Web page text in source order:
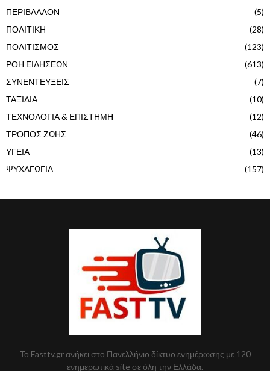
ΠΕΡΙΒΑΛΛΟΝ
(5)
ΠΟΛΙΤΙΚΗ
(28)
ΠΟΛΙΤΙΣΜΟΣ
(123)
ΡΟΗ ΕΙΔΗΣΕΩΝ
(613)
ΣΥΝΕΝΤΕΥΞΕΙΣ
(7)
ΤΑΞΙΔΙΑ
(10)
ΤΕΧΝΟΛΟΓΙΑ & ΕΠΙΣΤΗΜΗ
(12)
ΤΡΟΠΟΣ ΖΩΗΣ
(46)
ΥΓΕΙΑ
(13)
ΨΥΧΑΓΩΓΙΑ
(157)
Το Fasttv.gr ανήκει στο Πανελλήνιο δίκτυο ενημέρωσης με 120
ενημερωτικά site σε όλη την Ελλάδα.